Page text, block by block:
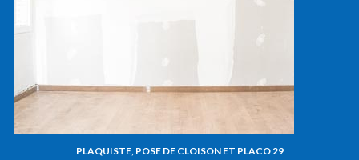
PLAQUISTE, POSE DE CLOISON ET PLACO 29